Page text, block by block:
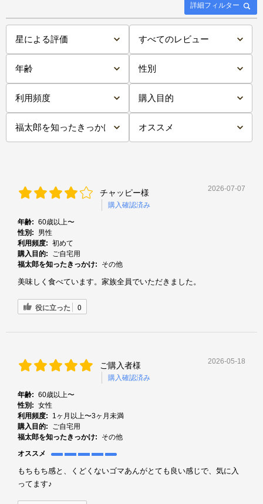
詳細フィルター
チャッピー様
購入確認済み
2026-07-07
年齢: 60歳以上〜
性別:
男性
利用頻度: 初めて
購入目的:
ご自宅用
福太郎を知ったきっかけ:
その他
美味しく食べています。家族全員でいただきました。
役に立った 0
ご購入者様
購入確認済み
2026-05-18
年齢: 60歳以上〜
性別: 女性
利用頻度:
1ヶ月以上〜3ヶ月未満
購入目的:
ご自宅用
福太郎を知ったきっかけ:
その他
オススメ
もちもち感と、くどくないゴマあんがとても良い感じで、気に入
ってます♪